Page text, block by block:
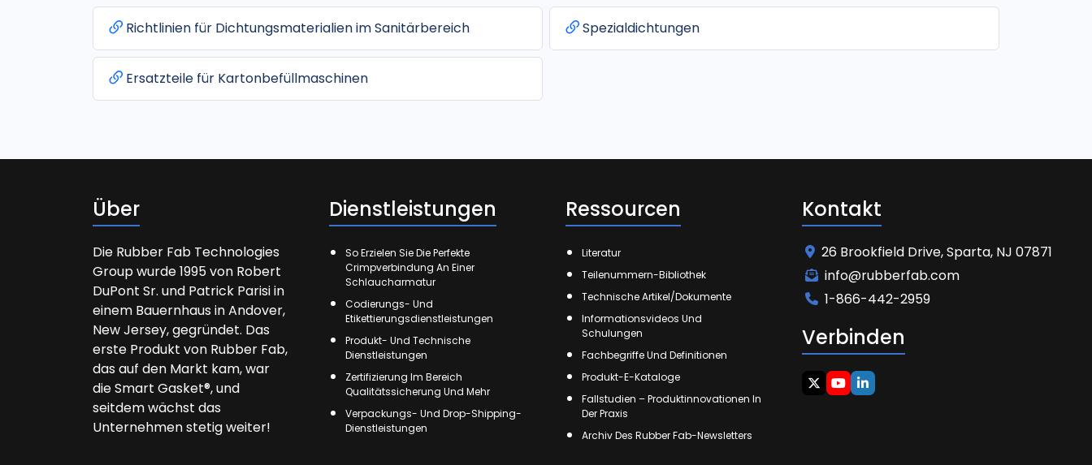
Richtlinien für Dichtungsmaterialien im Sanitärbereich Spezialdichtungen
Ersatzteile für Kartonbefüllmaschinen
Über
Die Rubber Fab Technologies
Group wurde 1995 von Robert
DuPont Sr. und Patrick Parisi in
einem Bauernhaus in Andover,
New Jersey, gegründet. Das
erste Produkt von Rubber Fab,
das auf den Markt kam, war
die Smart Gasket®, und
seitdem wächst das
Unternehmen stetig weiter!
Dienstleistungen
So Erzielen Sie Die Perfekte
Crimpverbindung An Einer
Schlaucharmatur
Codierungs- Und
Etikettierungsdienstleistungen
Produkt- Und Technische
Dienstleistungen
Zertifizierung Im Bereich
Qualitätssicherung Und Mehr
Verpackungs- Und Drop-Shipping-
Dienstleistungen
Ressourcen
Literatur
Teilenummern-Bibliothek
Technische Artikel/Dokumente
Informationsvideos Und
Schulungen
Fachbegriffe Und Definitionen
Produkt-E-Kataloge
Fallstudien – Produktinnovationen In
Der Praxis
Archiv Des Rubber Fab-Newsletters
Kontakt
26 Brookfield Drive, Sparta, NJ 07871
info@rubberfab.com
1-866-442-2959
Verbinden